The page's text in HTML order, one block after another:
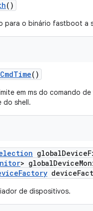
()
para o binário fastboot a
CmdTime()
em ms do comando
do shell.
globalDevice
> globalDevice
Factory device
de dispositivos.